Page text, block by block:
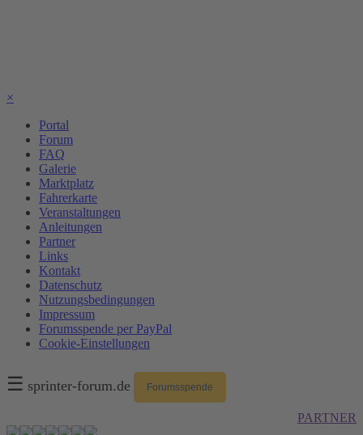
×
Portal
Forum
FAQ
Galerie
Marktplatz
Fahrerkarte
Veranstaltungen
Anleitungen
Partner
Links
Kontakt
Datenschutz
Nutzungsbedingungen
Impressum
Forumsspende per PayPal
Cookie-Einstellungen
☰ sprinter-forum.de Forumsspende
PARTNER